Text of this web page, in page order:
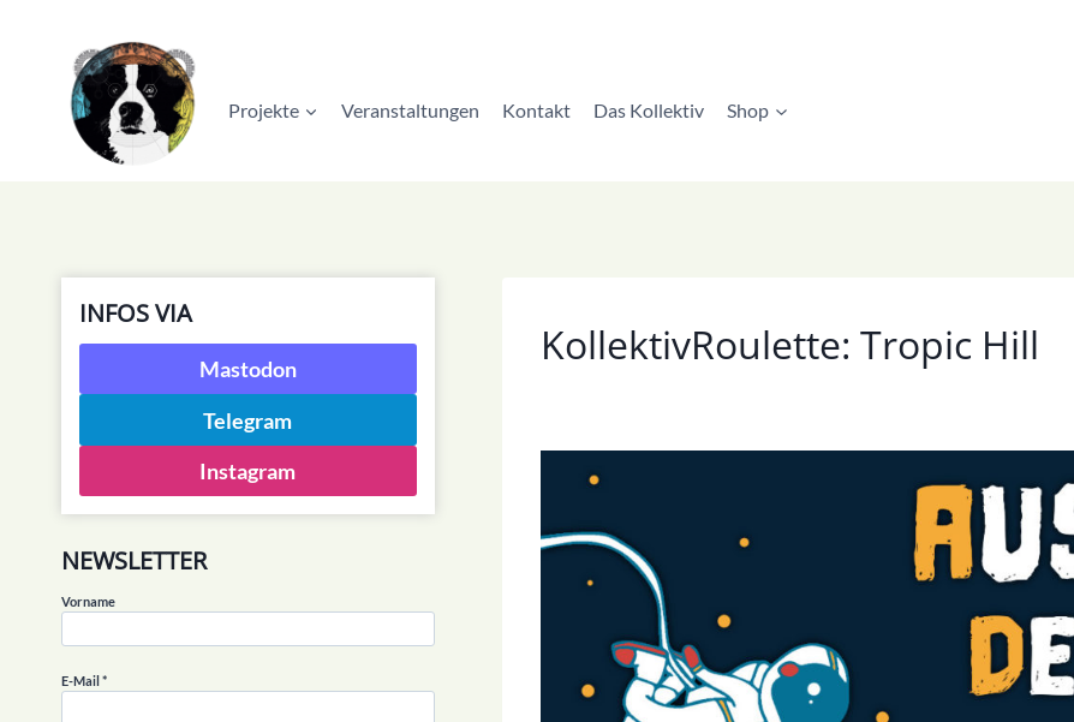
Projekte
Veranstaltungen Kontakt Das Kollektiv Shop
KollektivRoulette: Tropic Hill
INFOS VIA
Mastodon
Telegram
Instagram
NEWSLETTER
Vorname
E-Mail *